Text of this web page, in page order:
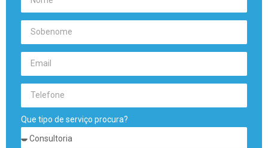
Que tipo de serviço procura?